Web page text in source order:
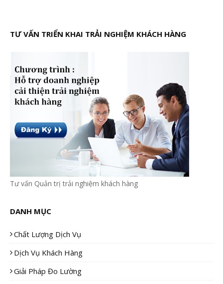
TƯ VẤN TRIỂN KHAI TRẢI NGHIỆM KHÁCH HÀNG
Tư vấn Quản trị trải nghiệm khách hàng
DANH MỤC
Chất Lượng Dịch Vụ
Dịch Vụ Khách Hàng
Giải Pháp Đo Lường